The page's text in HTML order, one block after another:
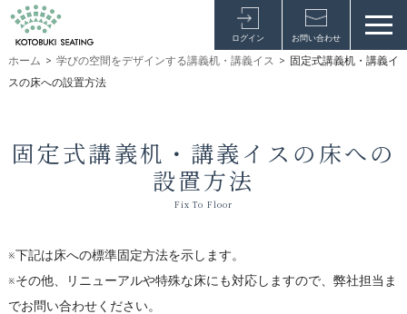
ログイン お問い合わせ
ホーム > 学びの空間をデザインする講義机・講義イス > 固定式講義机・講義イ
スの床への設置方法
固定式講義机・講義イスの床への
設置方法
Fix To Floor
※下記は床への標準固定方法を示します。
※その他、リニューアルや特殊な床にも対応しますので、弊社担当ま
でお問い合わせください。